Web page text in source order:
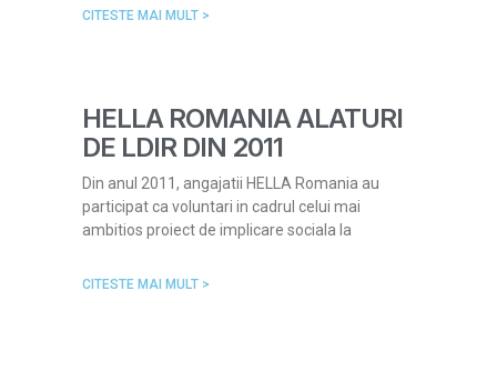
CITESTE MAI MULT >
HELLA ROMANIA ALATURI
DE LDIR DIN 2011
Din anul 2011, angajatii HELLA Romania au
participat ca voluntari in cadrul celui mai
ambitios proiect de implicare sociala la
CITESTE MAI MULT >